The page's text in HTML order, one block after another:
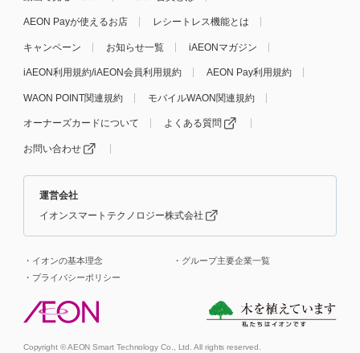
AEON Payが使えるお店 レシートレス機能とは
キャンペーン お知らせ一覧 iAEONマガジン
iAEON利用規約/iAEON会員利用規約 AEON Pay利用規約
WAON POINT関連規約 モバイルWAON関連規約
オーナーズカードについて よくある質問
お問い合わせ
運営会社
イオンスマートテクノロジー株式会社
イオンの基本理念
グループ主要企業一覧
プライバシーポリシー
Copyright © AEON Smart Technology Co., Ltd. All rights reserved.